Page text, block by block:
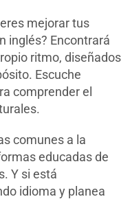
mejorar tus
inglés? Encontrará
ritmo, diseñados
Escuche
comprender el
comunes a la
educadas de
Y si está
idioma y planea